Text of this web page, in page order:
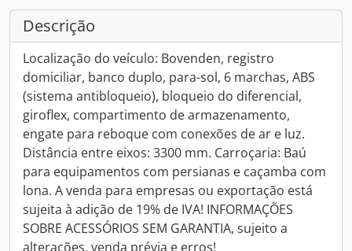
Descrição
Localização do veículo: Bovenden, registro
domiciliar, banco duplo, para-sol, 6 marchas, ABS
(sistema antibloqueio), bloqueio do diferencial,
giroflex, compartimento de armazenamento,
engate para reboque com conexões de ar e luz.
Distância entre eixos: 3300 mm. Carroçaria: Baú
para equipamentos com persianas e caçamba com
lona. A venda para empresas ou exportação está
sujeita à adição de 19% de IVA! INFORMAÇÕES
SOBRE ACESSÓRIOS SEM GARANTIA, sujeito a
alterações, venda prévia e erros!